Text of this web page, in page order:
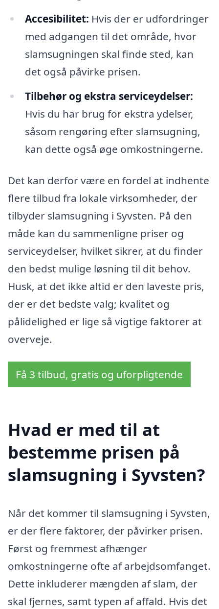
Accesibilitet: Hvis der er udfordringer
med adgangen til det område, hvor
slamsugningen skal finde sted, kan
det også påvirke prisen.
Tilbehør og ekstra serviceydelser:
Hvis du har brug for ekstra ydelser,
såsom rengøring efter slamsugning,
kan dette også øge omkostningerne.
Det kan derfor være en fordel at indhente
flere tilbud fra lokale virksomheder, der
tilbyder slamsugning i Syvsten. På den
måde kan du sammenligne priser og
serviceydelser, hvilket sikrer, at du finder
den bedst mulige løsning til dit behov.
Husk, at det ikke altid er den laveste pris,
der er det bedste valg; kvalitet og
pålidelighed er lige så vigtige faktorer at
overveje.
Få 3 tilbud, gratis og uforpligtende
Hvad er med til at
bestemme prisen på
slamsugning i Syvsten?
Når det kommer til slamsugning i Syvsten,
er der flere faktorer, der påvirker prisen.
Først og fremmest afhænger
omkostningerne ofte af arbejdsomfanget.
Dette inkluderer mængden af slam, der
skal fjernes, samt typen af affald. Hvis det